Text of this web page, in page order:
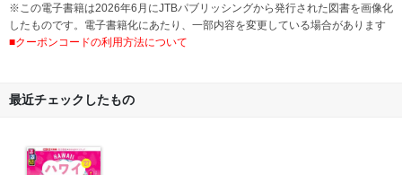
※この電子書籍は2026年6月にJTBパブリッシングから発行された図書を画像化
したものです。電子書籍化にあたり、一部内容を変更している場合があります
■クーポンコードの利用方法について
最近チェックしたもの